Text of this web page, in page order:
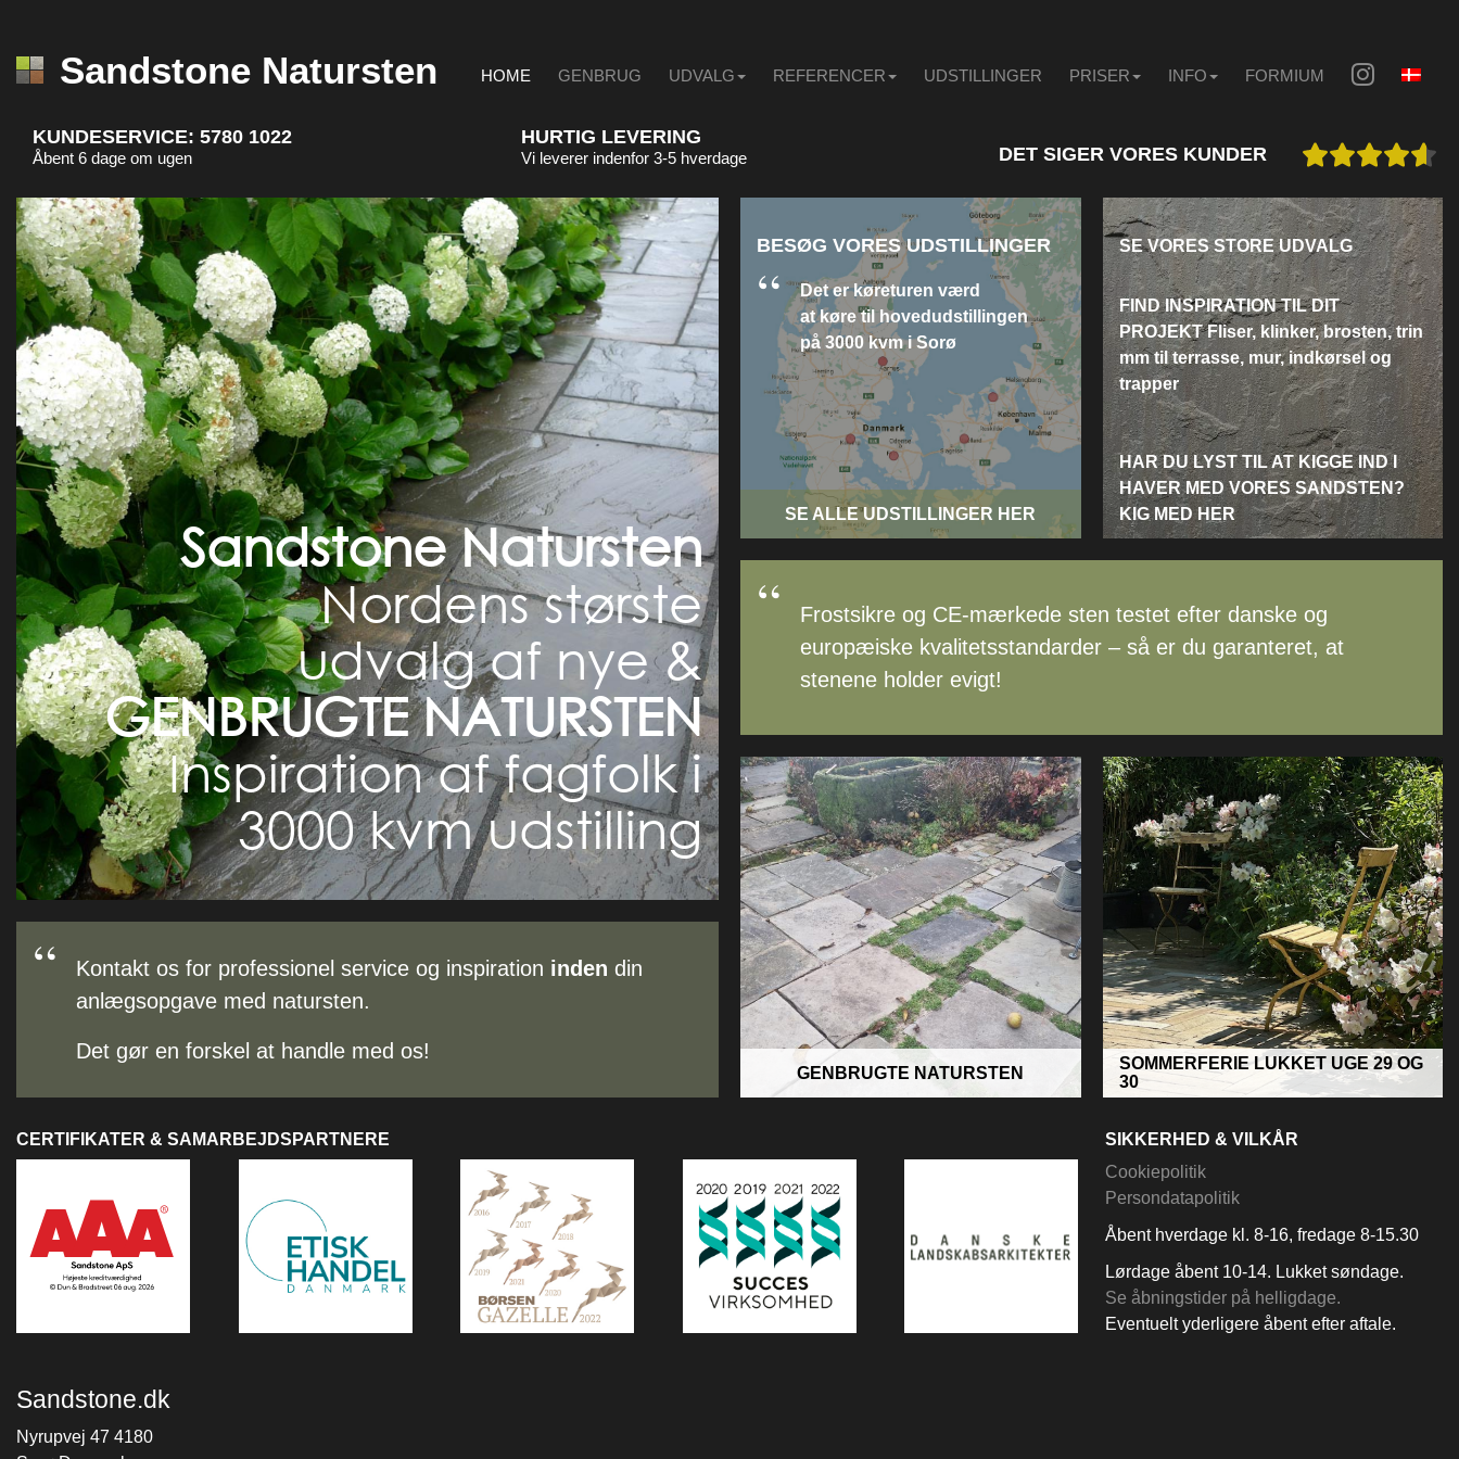
Sandstone Natursten HOME GENBRUG UDVALG REFERENCER UDSTILLINGER PRISER INFO FORMIUM
KUNDESERVICE: 5780 1022
Åbent 6 dage om ugen
HURTIG LEVERING
Vi leverer indenfor 3-5 hverdage DET SIGER VORES KUNDER
Sandstone Natursten
Nordens største
udvalg af nye &
GENBRUGTENATURSTEN
Inspiration af fagfolk i
3000 kvm udstilling
Kontakt os for professionel service og inspiration inden din
anlægsopgave med natursten.
Det gør en forskel at handle med os!
BESØG VORES UDSTILLINGER
Det er køreturen værd
at køre til hovedudstillingen
på 3000 kvm i Sorø
SE ALLE UDSTILLINGER HER
SE VORES STORE UDVALG
FIND INSPIRATION TIL DIT
PROJEKT Fliser, klinker, brosten, trin
mmtil terrasse, mur, indkørsel og
trapper
HAR DU LYST TIL AT KIGGE IND I
HAVER MED VORES SANDSTEN?
KIG MED HER
Frostsikre og CE-mærkede sten testet efter danske og
europæiske kvalitetsstandarder – så er du garanteret, at
stenene holder evigt!
SOMMERFERIE LUKKET UGE 29 OG
30
GENBRUGTE NATURSTEN
CERTIFIKATER & SAMARBEJDSPARTNERE
SIKKERHED & VILKÅR
Cookiepolitik
Persondatapolitik
Åbent hverdage kl. 8-16, fredage 8-15.30
Lørdage åbent 10-14. Lukket søndage.
Se åbningstider på helligdage.
Eventuelt yderligere åbent efter aftale.
Sandstone.dk
Nyrupvej 47 4180